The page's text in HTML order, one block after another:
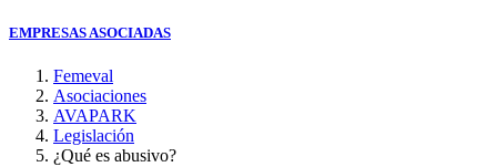
EMPRESAS ASOCIADAS
Femeval
Asociaciones
AVAPARK
Legislación
¿Qué es abusivo?